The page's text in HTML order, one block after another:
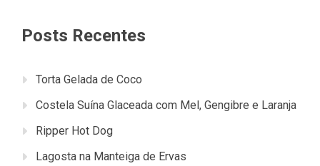
Posts Recentes
Torta Gelada de Coco
Costela Suína Glaceada com Mel, Gengibre e Laranja
Ripper Hot Dog
Lagosta na Manteiga de Ervas